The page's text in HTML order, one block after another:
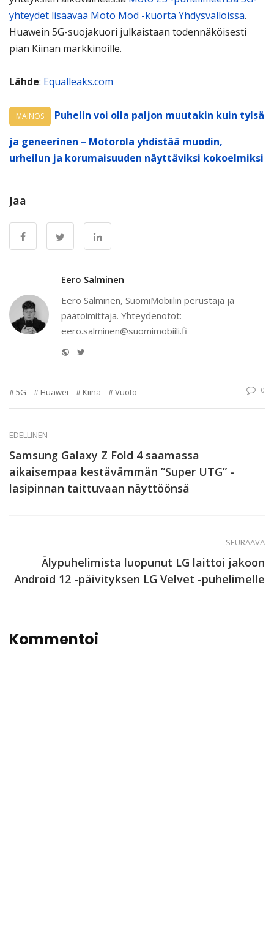
yhteydet lisäävää Moto Mod -kuorta Yhdysvalloissa.
Huawein 5G-suojakuori julkaistaan todennäköisesti
pian Kiinan markkinoille.
Lähde: Equalleaks.com
MAINOS
Puhelin voi olla paljon muutakin kuin tylsä
ja geneerinen – Motorola yhdistää muodin,
urheilun ja korumaisuuden näyttäviksi kokoelmiksi
Jaa
Eero Salminen
Eero Salminen, SuomiMobiilin perustaja ja
päätoimittaja. Yhteydenotot:
eero.salminen@suomimobiili.fi
Website
5G Huawei Kiina Vuoto 0
EDELLINEN
Samsung Galaxy Z Fold 4 saamassa
aikaisempaa kestävämmän ”Super UTG” -
lasipinnan taittuvaan näyttöönsä
SEURAAVA
Älypuhelimista luopunut LG laittoi jakoon
Android 12 -päivityksen LG Velvet -puhelimelle
Kommentoi